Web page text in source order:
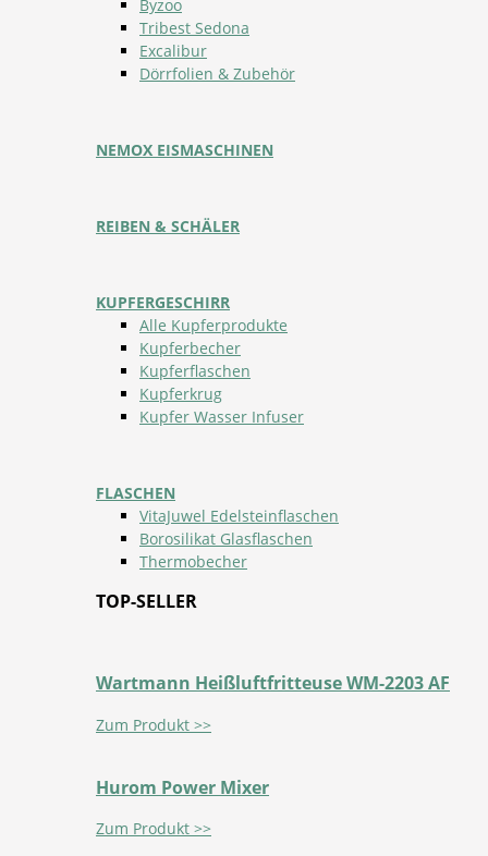
Byzoo
Tribest Sedona
Excalibur
Dörrfolien & Zubehör
NEMOX EISMASCHINEN
REIBEN & SCHÄLER
KUPFERGESCHIRR
Alle Kupferprodukte
Kupferbecher
Kupferflaschen
Kupferkrug
Kupfer Wasser Infuser
FLASCHEN
VitaJuwel Edelsteinflaschen
Borosilikat Glasflaschen
Thermobecher
TOP-SELLER
Wartmann Heißluftfritteuse WM-2203 AF
Zum Produkt >>
Hurom Power Mixer
Zum Produkt >>